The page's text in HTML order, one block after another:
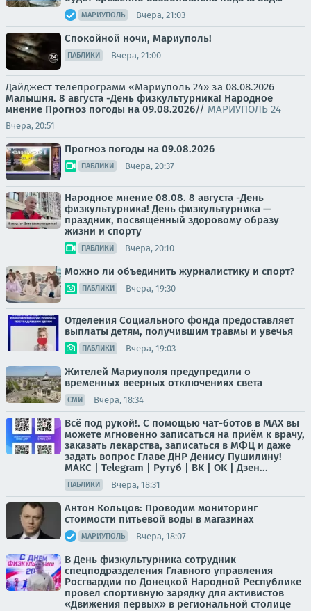
МАРИУПОЛЬ Вчера, 21:03
Спокойной ночи, Мариуполь!
ПАБЛИКИ Вчера, 21:00
Дайджест телепрограмм «Мариуполь 24» за 08.08.2026
Малышня. 8 августа -День физкультурника! Народное
мнение Прогноз погоды на 09.08.2026// МАРИУПОЛЬ 24
Вчера, 20:51
Прогноз погоды на 09.08.2026
ПАБЛИКИ Вчера, 20:37
Народное мнение 08.08. 8 августа -День
физкультурника! День физкультурника —
праздник, посвящённый здоровому образу
жизни и спорту
ПАБЛИКИ Вчера, 20:10
Можно ли объединить журналистику и спорт?
ПАБЛИКИ Вчера, 19:30
Отделения Социального фонда предоставляет
выплаты детям, получившим травмы и увечья
ПАБЛИКИ Вчера, 19:03
Жителей Мариуполя предупредили о
временных веерных отключениях света
СМИ Вчера, 18:34
Всё под рукой!. С помощью чат-ботов в МАХ вы
можете мгновенно записаться на приём к врачу,
заказать лекарства, записаться в МФЦ и даже
задать вопрос Главе ДНР Денису Пушилину!
МАКС | Telegram | Рутуб | ВК | OK | Дзен...
ПАБЛИКИ Вчера, 18:31
Антон Кольцов: Проводим мониторинг
стоимости питьевой воды в магазинах
МАРИУПОЛЬ Вчера, 18:07
В День физкультурника сотрудник
спецподразделения Главного управления
Росгвардии по Донецкой Народной Республике
провел спортивную зарядку для активистов
«Движения первых» в региональной столице